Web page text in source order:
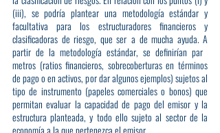
(iii), se podría plantear una metodología estándar y
facultativa para los estructuradores financieros y
clasificadoras de riesgo, que ser a de mucha ayuda. A
partir de la metodología estándar, se definirían par
metros (ratios financieros, sobrecoberturas en términos
de pago o en activos, por dar algunos ejemplos) sujetos al
tipo de instrumento (papeles comerciales o bonos) que
permitan evaluar la capacidad de pago del emisor y la
estructura planteada, y todo ello sujeto al sector de la
economía a la que pertenezca el emisor.